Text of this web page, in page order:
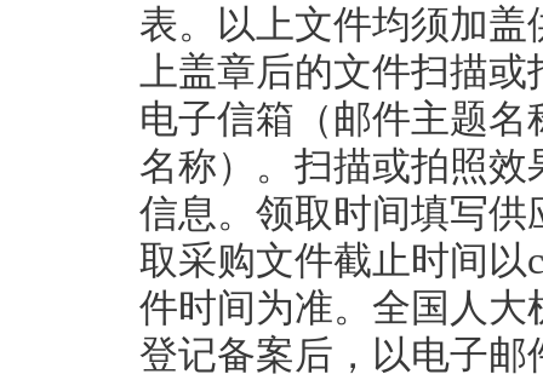
表。以上文件均须加
上盖章后的文件扫描或
电子信箱（邮件主题
名称）。扫描或拍照
信息。领取时间填写
取采购文件截止时间以
件时间为准。全国人
登记备案后，以电子